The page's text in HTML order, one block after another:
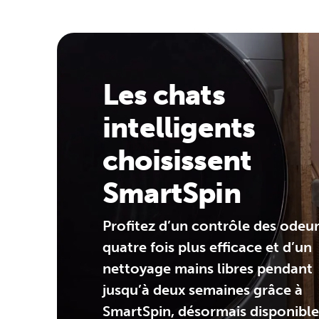
Les chats
intelligents
choisissent
SmartSpin
Profitez d’un contrôle des
quatre fois plus efficace et d’un
nettoyage mains libres pendant
jusqu’à deux semaines grâce à
SmartSpin, désormais disponible